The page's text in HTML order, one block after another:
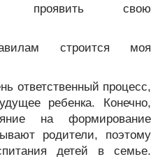
проявить свою
строится моя
ответственный процесс,
ребенка. Конечно,
на формирование
родители, поэтому
детей в семье.